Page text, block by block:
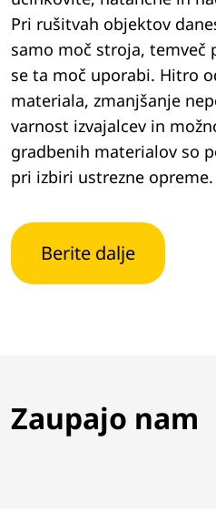
Pri rušitvah objektov
samo moč stroja, temveč
se ta moč uporabi. Hitro
materiala, zmanjšanje
varnost izvajalcev in
gradbenih materialov so
pri izbiri ustrezne
Berite dalje
Zaupajo nam